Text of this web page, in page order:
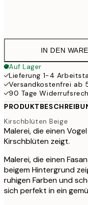
IN DEN
Auf Lager
Lieferung 1-4
Versandkostenfrei ab
90 Tage
Kirschblüten Beige
Malerei, die einen
Kirschblüten zeigt.
Malerei, die einen
beigem Hintergrund
ruhigen Farben und
sich perfekt in ein